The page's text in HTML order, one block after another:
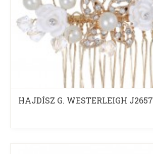
HAJDÍSZ G. WESTERLEIGH J2657